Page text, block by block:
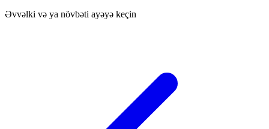
Əvvəlki və ya növbəti ayəyə keçin